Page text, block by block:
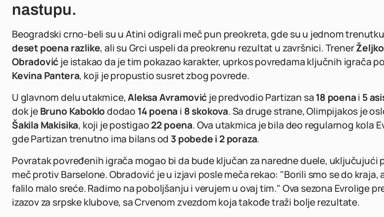
nastupu.
Beogradski crno-beli su u Atini odigrali meč pun preokreta, gde su u jednom
deset poena razlike, ali su Grci uspeli da preokrenu rezultat u završnici. TrenerŽeljko
Obradović je istakao da je tim pokazao karakter, uprkos povredama ključnih igrača
Kevina Pantera, koji je propustio susret zbog povrede.
U glavnom delu utakmice,Aleksa Avramović je predvodio Partizan sa18 poenai 5
dok jeBruno Kaboklododao 14 poena i 8 skokova. Sa druge strane, Olimpijakos je
Šakila Makisika, koji je postigao22 poena. Ova utakmica je bila deo regularnog kola
gde Partizan trenutno ima bilans od 3 pobede i 2 poraza.
Povratak povređenih igrača mogao bi da bude ključan za naredne duele, uključujući
meč protiv Barselone. Obradović je u izjavi posle meča rekao: "Borili smo se do kraja,
falilo malo sreće. Radimo na poboljšanju i verujem u ovaj tim." Ova sezona Evrolige
izazov za srpske klubove, sa Crvenom zvezdom koja takođe traži bolje rezultate.